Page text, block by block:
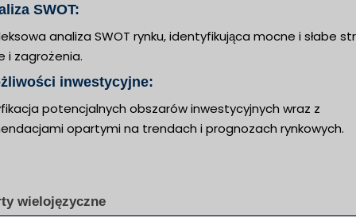
SWOT:
analiza SWOT rynku, identyfikująca mocne i słabe
i zagrożenia.
inwestycyjne:
potencjalnych obszarów inwestycyjnych wraz z
opartymi na trendach i prognozach rynkowych.
wielojęzyczne